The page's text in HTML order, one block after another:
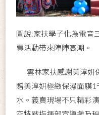
圖說:家扶學子化為電音
賣活動帶來陣陣高潮。
雲林家扶感謝美淳妍
贈美淳妍極緻保濕面膜
水。義賣現場不只精彩